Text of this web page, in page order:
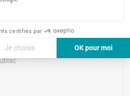
certifiés par
Je choisis
OK pour moi
: Personnalisez vos Options
d'adapter et de gérer vos paramètres
187 m²
la vente un ensemble immobilier